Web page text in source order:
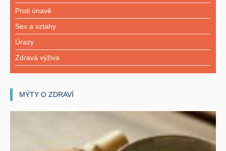
Proti únavě
Sex a vztahy
Úrazy
Zdravá výživa
MÝTY O ZDRAVÍ